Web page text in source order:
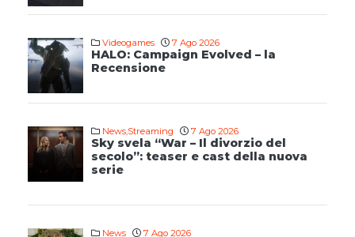
Videogames 7 Ago 2026
HALO: Campaign Evolved – la
Recensione
News,Streaming 7 Ago 2026
Sky svela “War – Il divorzio del
secolo”: teaser e cast della nuova
serie
News 7 Ago 2026